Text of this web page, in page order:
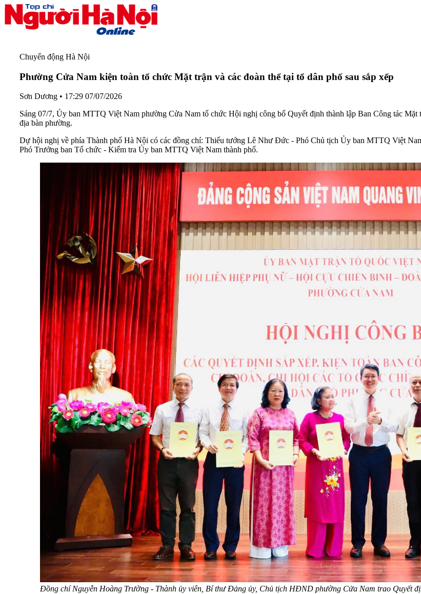
Chuyển động Hà Nội
Phường Cửa Nam kiện toàn tổ chức Mặt trận và các đoàn thể tại tổ dân phố sau sắp xếp
Sơn Dương • 17:29 07/07/2026
Sáng 07/7, Ủy ban MTTQ Việt Nam phường Cửa Nam tổ chức Hội nghị công bố Quyết định thành lập Ban Công tác
địa bàn phường.
Dự hội nghị về phía Thành phố Hà Nội có các đồng chí: Thiếu tướng Lê Như Đức - Phó Chủ tịch Ủy ban MTTQ Việt
Phó Trưởng ban Tổ chức - Kiểm tra Ủy ban MTTQ Việt Nam thành phố.
Đồng chí Nguyễn Hoàng Trường - Thành ủy viên, Bí thư Đảng ủy, Chủ tịch HĐND phường Cửa Nam trao Quyết